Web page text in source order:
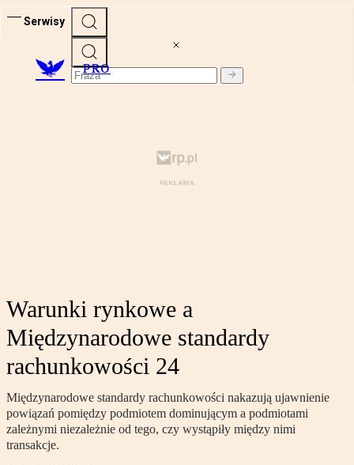
Serwisy
PRO
Warunki rynkowe a
Międzynarodowe standardy
rachunkowości 24
Międzynarodowe standardy rachunkowości nakazują ujawnienie
powiązań pomiędzy podmiotem dominującym a podmiotami
zależnymi niezależnie od tego, czy wystąpiły między nimi
transakcje.